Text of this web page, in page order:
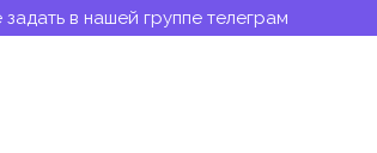
в нашей группе телеграм